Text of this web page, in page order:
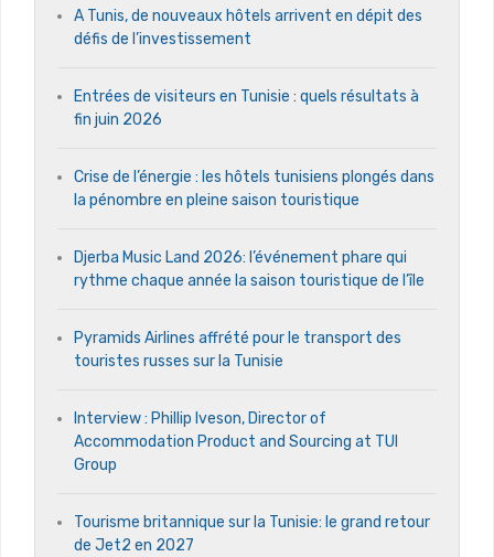
A Tunis, de nouveaux hôtels arrivent en dépit des
défis de l’investissement
Entrées de visiteurs en Tunisie : quels résultats à
fin juin 2026
Crise de l’énergie : les hôtels tunisiens plongés dans
la pénombre en pleine saison touristique
Djerba Music Land 2026: l’événement phare qui
rythme chaque année la saison touristique de l’île
Pyramids Airlines affrété pour le transport des
touristes russes sur la Tunisie
Interview : Phillip Iveson, Director of
Accommodation Product and Sourcing at TUI
Group
Tourisme britannique sur la Tunisie: le grand retour
de Jet2 en 2027